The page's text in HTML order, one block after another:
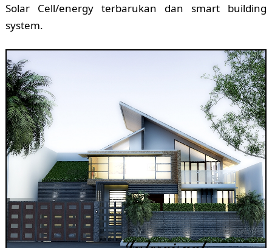
Solar Cell/energy terbarukan dan smart building
system.